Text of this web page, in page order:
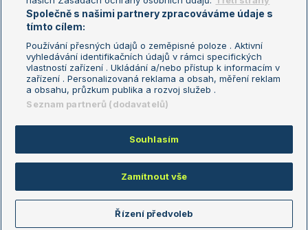
LS Prague Open
Podmínky užití
Nastavení soukromí
GDPR a žurnalistika
Reklama
Kontakt
Informace o zpracování osobních
údajů
Copyright © 2008-2026 TenisPortal.cz. Využíváme zpravodajství ČTK.
Společně s našimi partnery zpracováváme údaje s
tímto cílem:
Používání přesných údajů o zeměpisné poloze . Aktivní
vyhledávání identifikačních údajů v rámci specifických
vlastností zařízení . Ukládání a/nebo přístup k informacím v
zařízení . Personalizovaná reklama a obsah, měření reklam
a obsahu, průzkum publika a rozvoj služeb .
Seznam partnerů (dodavatelů)
Souhlasím
Zamítnout vše
Řízení předvoleb